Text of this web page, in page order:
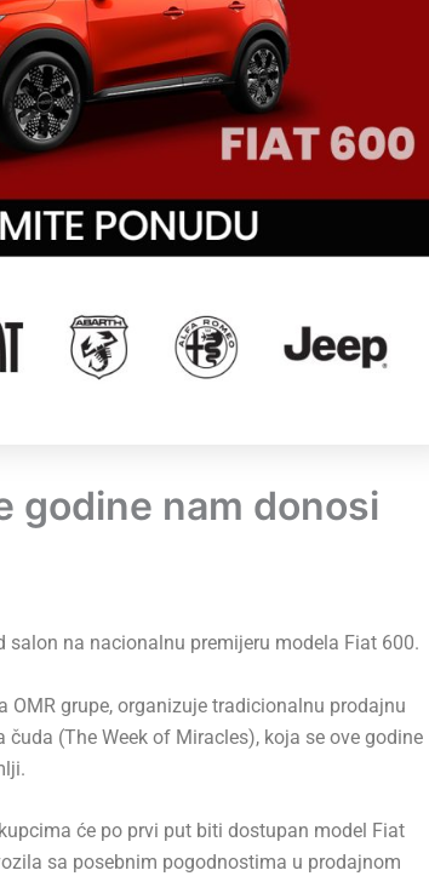
godine nam donosi
salon na nacionalnu premijeru modela Fiat 600.
OMR grupe, organizuje tradicionalnu prodajnu
(The Week of Miracles), koja se ove godine
će po prvi put biti dostupan model Fiat
sa posebnim pogodnostima u prodajnom